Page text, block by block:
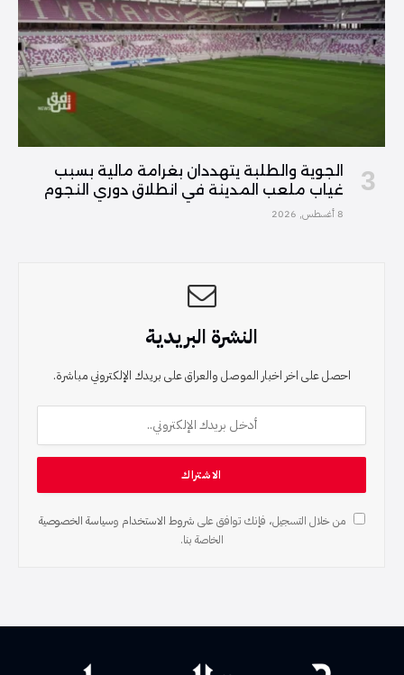
الجوية والطلبة يتهددان بغرامة مالية بسبب
غياب ملعب المدينة في انطلاق دوري النجوم
8 أغسطس, 2026
النشرة البريدية
احصل على اخر اخبار الموصل والعراق على بريدك الإلكتروني مباشرة.
من خلال التسجيل، فإنك توافق على شروط الاستخدام وسياسة الخصوصية
الخاصة بنا.